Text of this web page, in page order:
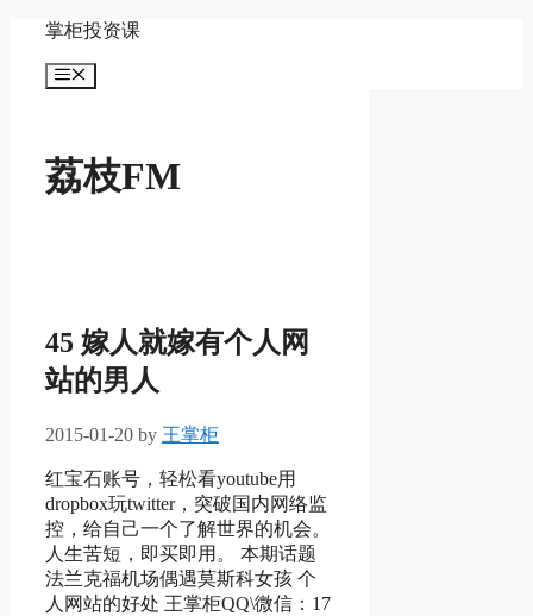
content
掌柜投资课
Menu
荔枝FM
45 嫁人就嫁有个人网
站的男人
2015-01-20 by 王掌柜
红宝石账号，轻松看youtube用
dropbox玩twitter，突破国内网络监
控，给自己一个了解世界的机会。
人生苦短，即买即用。 本期话题
法兰克福机场偶遇莫斯科女孩 个
人网站的好处 王掌柜QQ\微信：17